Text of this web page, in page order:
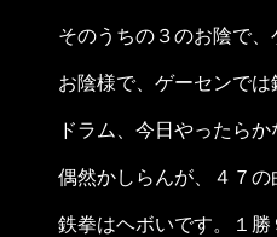
そのうちの３のお陰で
お陰様で、ゲーセンで
ドラム、今日やったら
偶然かしらんが、４７の
鉄拳はヘボいです。１勝